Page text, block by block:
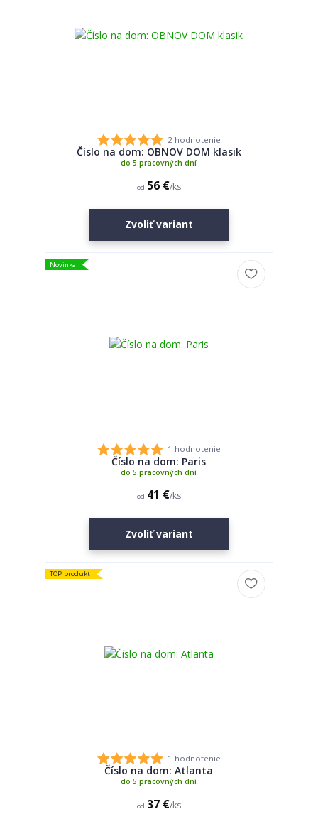
2 hodnotenie
Číslo na dom: OBNOV DOM klasik
od 56 €/ks
do 5 pracovných dní
Zvoliť variant
Novinka
1 hodnotenie
Číslo na dom: Paris
od 41 €/ks
do 5 pracovných dní
Zvoliť variant
TOP produkt
1 hodnotenie
Číslo na dom: Atlanta
od 37 €/ks
do 5 pracovných dní